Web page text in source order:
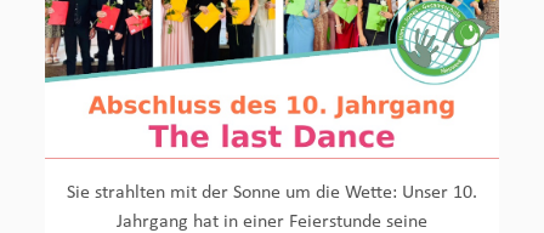
Sie strahlten mit der Sonne um die Wette: Unser 10.
Jahrgang hat in einer Feierstunde seine